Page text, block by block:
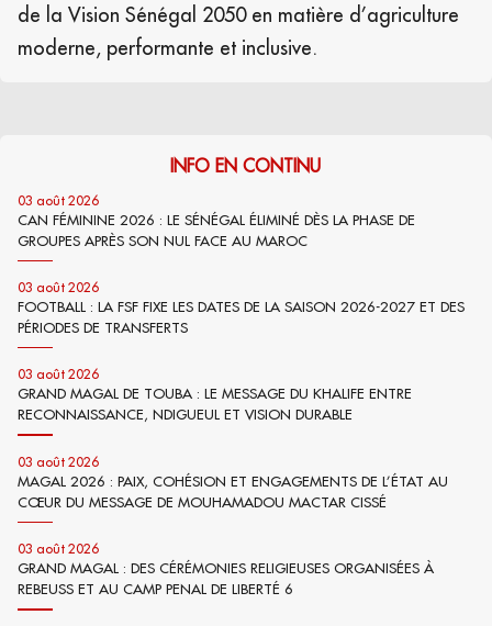
de la Vision Sénégal 2050 en matière d’agriculture
moderne, performante et inclusive.
INFO EN CONTINU
03 août 2026
CAN FÉMININE 2026 : LE SÉNÉGAL ÉLIMINÉ DÈS LA PHASE DE
GROUPES APRÈS SON NUL FACE AU MAROC
03 août 2026
FOOTBALL : LA FSF FIXE LES DATES DE LA SAISON 2026-2027 ET DES
PÉRIODES DE TRANSFERTS
03 août 2026
GRAND MAGAL DE TOUBA : LE MESSAGE DU KHALIFE ENTRE
RECONNAISSANCE, NDIGUEUL ET VISION DURABLE
03 août 2026
MAGAL 2026 : PAIX, COHÉSION ET ENGAGEMENTS DE L’ÉTAT AU
CŒUR DU MESSAGE DE MOUHAMADOU MACTAR CISSÉ
03 août 2026
GRAND MAGAL : DES CÉRÉMONIES RELIGIEUSES ORGANISÉES À
REBEUSS ET AU CAMP PENAL DE LIBERTÉ 6